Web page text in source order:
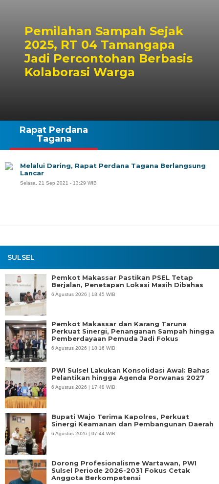
Pemilahan Sampah Sejak
2025, RT 04 Tamangapa
Jadi Percontohan Berbasis
Kolaborasi Warga
SULSEL
Pemkot Makassar Pastikan PSEL Tetap
Berjalan, Penetapan Lokasi Masih Dibahas
6 Agustus 2026 | 18:45 WIB
Pemkot Makassar dan Karang Taruna
Perkuat Sinergi, Penanganan Sampah hingga
Pemberdayaan Pemuda Jadi Fokus
6 Agustus 2026 | 18:16 WIB
PWI Sulsel Lakukan Konsolidasi Awal: Bahas
Pelantikan hingga Agenda Porwanas 2027
6 Agustus 2026 | 17:48 WIB
Bupati Wajo Terima Kapolres, Perkuat
Sinergi Keamanan dan Pembangunan Daerah
6 Agustus 2026 | 07:44 WIB
Dorong Profesionalisme Wartawan, PWI
Sulsel Periode 2026-2031 Fokus Cetak
Anggota Berkompetensi
Rapat Perdana
Tagana
Melalui Daring, Rapat Perdana Tagana Berlangsung
Lancar
Selasa, 21 Sep 2021 - 13:29 WIB